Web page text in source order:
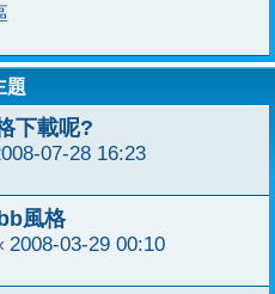
題
下載呢?
07-28 16:23
風格
2008-03-29 00:10